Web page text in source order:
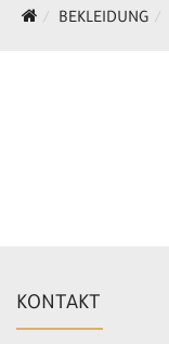
BEKLEIDUNG
KONTAKT